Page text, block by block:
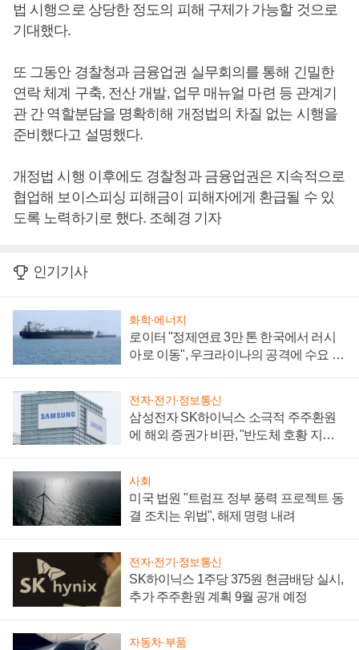
법 시행으로 상당한 정도의 피해 구제가 가능할 것으로
기대했다.
또 그동안 경찰청과 금융업권 실무회의를 통해 긴밀한
연락 체계 구축, 전산 개발, 업무 매뉴얼 마련 등 관계기
관 간 역할분담을 명확히해 개정법의 차질 없는 시행을
준비했다고 설명했다.
개정법 시행 이후에도 경찰청과 금융업권은 지속적으로
협업해 보이스피싱 피해금이 피해자에게 환급될 수 있
도록 노력하기로 했다. 조혜경 기자
인기기사
화학·에너지
로이터 "정제연료 3만 톤 한국에서 러시
아로 이동", 우크라이나의 공격에 수요 늘
전자·전기·정보통신
삼성전자 SK하이닉스 소극적 주주환원
에 해외 증권가 비판, "반도체 호황 지속
사회
미국 법원 "트럼프 정부 풍력 프로젝트 동
결 조치는 위법", 해제 명령 내려
전자·전기·정보통신
SK하이닉스 1주당 375원 현금배당 실시,
추가 주주환원 계획 9월 공개 예정
자동차·부품